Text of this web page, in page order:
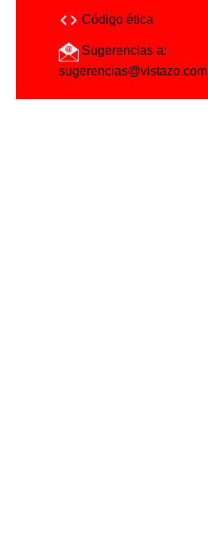
Código ética
Sugerencias a:
sugerencias@vistazo.com